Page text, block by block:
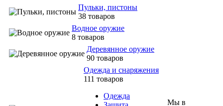
Пульки, пистоны
38 товаров
Водное оружие
8 товаров
Деревянное оружие
90 товаров
Одежда и снаряжения
111 товаров
Одежда
Мы в